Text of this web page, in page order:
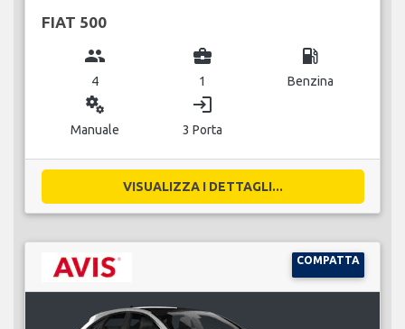
FIAT 500
group
4
business_center
1
local_gas_station
Benzina
miscellaneous_services
Manuale
login
3 Porta
VISUALIZZA I DETTAGLI...
COMPATTA